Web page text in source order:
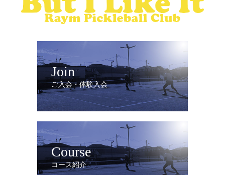
Join
ご入会・体験入会
Course
コース紹介